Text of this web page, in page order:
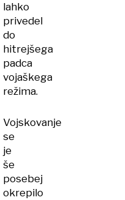
lahko
privedel
do
hitrejšega
padca
vojaškega
režima.
Vojskovanje
se
je
še
posebej
okrepilo